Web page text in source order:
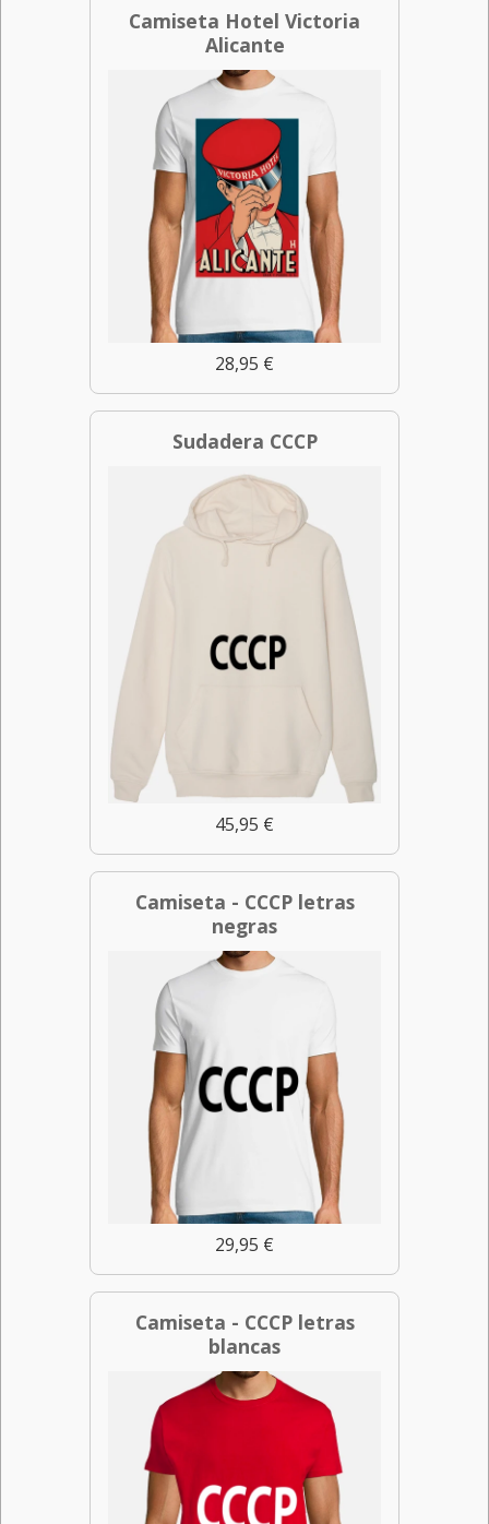
Camiseta Hotel Victoria
Alicante
28,95 €
Sudadera CCCP
45,95 €
Camiseta - CCCP letras
negras
29,95 €
Camiseta - CCCP letras
blancas